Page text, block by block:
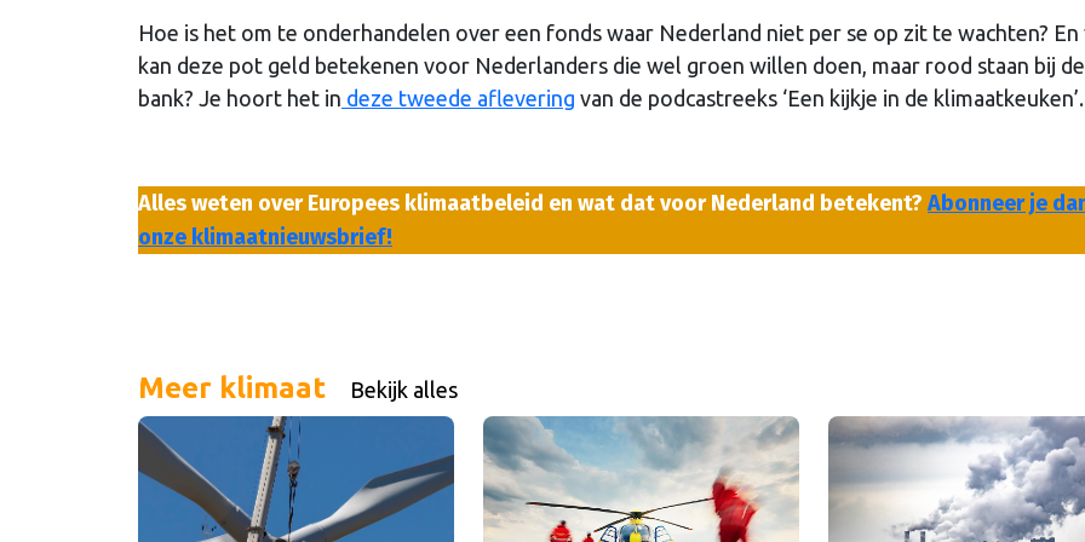
Hoe is het om te onderhandelen over een fonds waar Nederland niet per se op zit te wachten? En
kan deze pot geld betekenen voor Nederlanders die wel groen willen doen, maar rood staan bij de
bank? Je hoort het in deze tweede aflevering van de podcastreeks ‘Een kijkje in de klimaatkeuken’.
Alles weten over Europees klimaatbeleid en wat dat voor Nederland betekent?Abonneer je
onze klimaatnieuwsbrief!
Meer klimaat Bekijk alles